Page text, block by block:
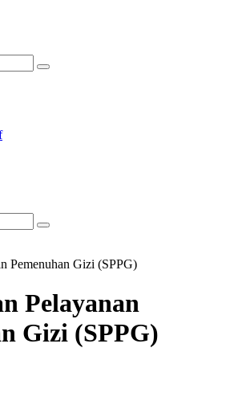
Pemenuhan Gizi (SPPG)
Pelayanan
Gizi (SPPG)